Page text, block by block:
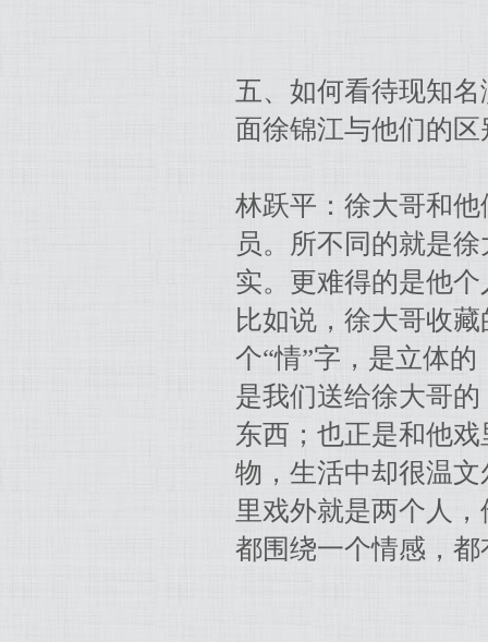
五、如何看待现知
面徐锦江与他们的区
林跃平：徐大哥和
员。所不同的就是
实。更难得的是他
比如说，徐大哥收
个“情”字，是立体
是我们送给徐大哥
东西；也正是和他
物，生活中却很温
里戏外就是两个人
都围绕一个情感，